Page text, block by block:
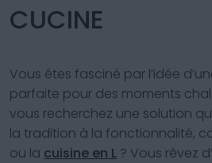
CUCINE
Vous êtes fasciné par l’idée
parfaite pour des moments
vous recherchez une solution
la tradition à la fonctionnalité,
ou la cuisine en L ? Vous rêvez